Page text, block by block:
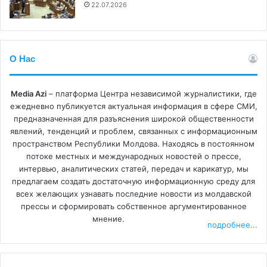
описании нападения 7 октября и вторжения в сектор
Газа, рассматривалось, в частности, использование
соответствующие термины применялись в
соответствии с положениями редакционной политики
международных СМИ, на которые ссылаются
молдавские СМИ. Иногда в одних и тех же новостях для
описания одних и тех же событий встречаются разные
термины. Что касается нападения на сектор Газа, слово
«геноцид» использовалось преимущественно в
новостях о международных организациях,
рассматривающих обвинения против Израиля, а также в
комментариях читателей к этим статьям.
22.07.2026
О Нас
Media Azi– платформа Центра независимой журналистики, где
ежедневно публикуется актуальная информация в сфере СМИ,
предназначенная для разъяснения широкой общественности
явлений, тенденций и проблем, связанных с информационным
пространством Республики Молдова. Находясь в постоянном
потоке местных и международных новостей о прессе,
интервью, аналитических статей, передач и карикатур, мы
предлагаем создать достаточную информационную среду для
всех желающих узнавать последние новости из молдавской
прессы и сформировать собственное аргументированное
мнение.
подробнее...